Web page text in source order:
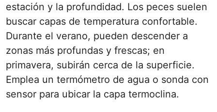
estación y la profundidad. Los peces suelen
buscar capas de temperatura confortable.
Durante el verano, pueden descender a
zonas más profundas y frescas; en
primavera, subirán cerca de la superficie.
Emplea un termómetro de agua o sonda con
sensor para ubicar la capa termoclina.